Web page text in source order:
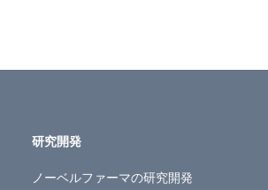
研究開発
ノーベルファーマの研究開発